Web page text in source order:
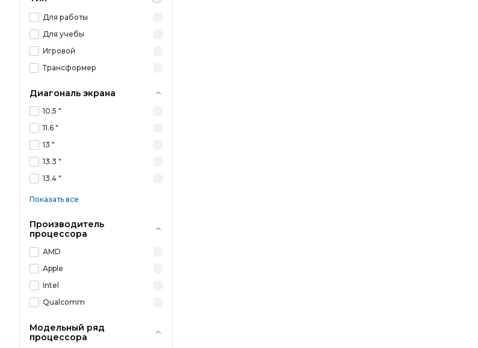
Для работы
Для учебы
Игровой
Трансформер
Диагональ экрана
10.5 "
11.6 "
13 "
13.3 "
13.4 "
Показать все
Производитель
процессора
AMD
Apple
Intel
Qualcomm
Модельный ряд
процессора